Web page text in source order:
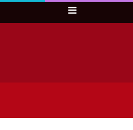
Sidebar